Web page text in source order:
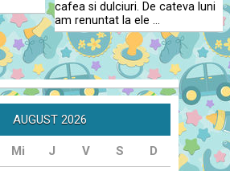
cafea si dulciuri. De cateva luni
am renuntat la ele …
AUGUST 2026
Mi J V S D